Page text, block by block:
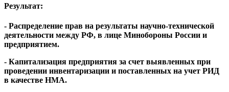
Результат:
- Распределение прав на результаты научно-технической
деятельности между РФ, в лице Минобороны России и
предприятием.
- Капитализация предприятия за счет выявленных при
проведении инвентаризации и поставленных на учет РИД
в качестве НМА.